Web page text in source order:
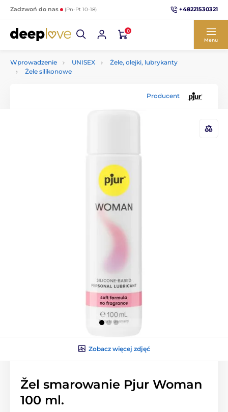
Zadzwoń do nas (Pn-Pt 10-18) +48221530321
0
Menu
Wprowadzenie UNISEX
Żele, olejki, lubrykanty
Żele silikonowe
Producent
Zobacz więcej zdjęć
Žel smarowanie Pjur Woman
100 ml.